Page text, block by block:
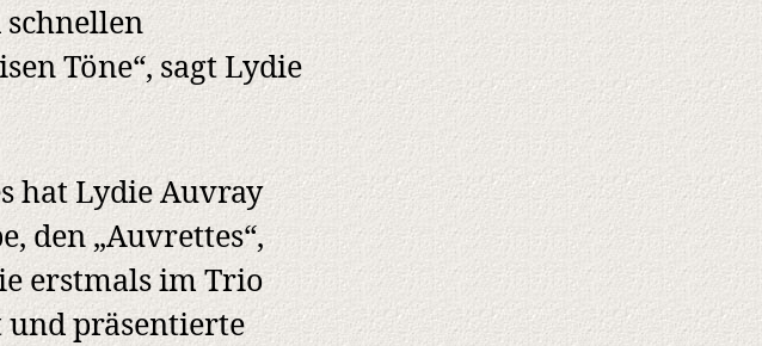
Töne“, sagt Lydie
hat Lydie Auvray
den „Auvrettes“,
erstmals im Trio
und präsentierte